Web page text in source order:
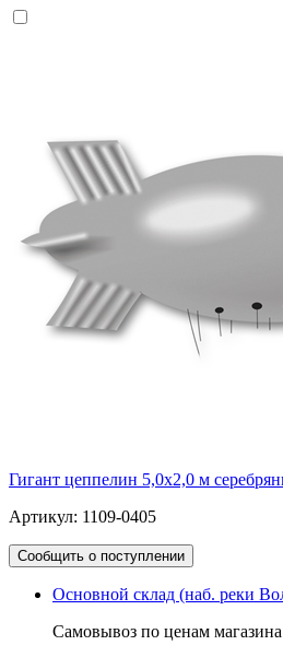
Гигант цеппелин 5,0х2,0 м
Артикул: 1109-0405
Сообщить о поступлении
Основной склад (наб. реки
Самовывоз по ценам магазина